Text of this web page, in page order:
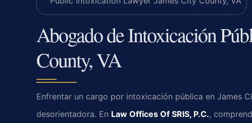
Abogado de Intoxicación
County, VA
Enfrentar un cargo por intoxicación pública en James
desorientadora. En Law Offices Of SRIS, P.C.,